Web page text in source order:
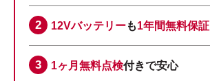
12Vバッテリーも1年間無料保証
1ヶ月無料点検付きで安心